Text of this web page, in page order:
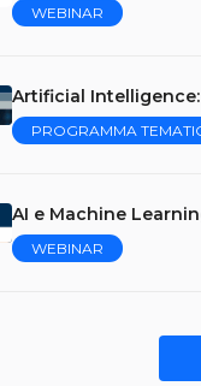
WEBINAR
Artificial
PROGRAMMA
AI e Machine
WEBINAR